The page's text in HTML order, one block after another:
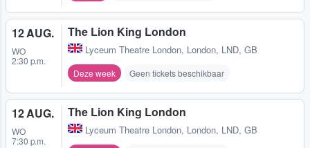
12 AUG.
WO
2:30 p.m.
The Lion King London
Lyceum Theatre London, London, LND, GB
Deze week Geen tickets beschikbaar
12 AUG.
WO
7:30 p.m.
The Lion King London
Lyceum Theatre London, London, LND, GB